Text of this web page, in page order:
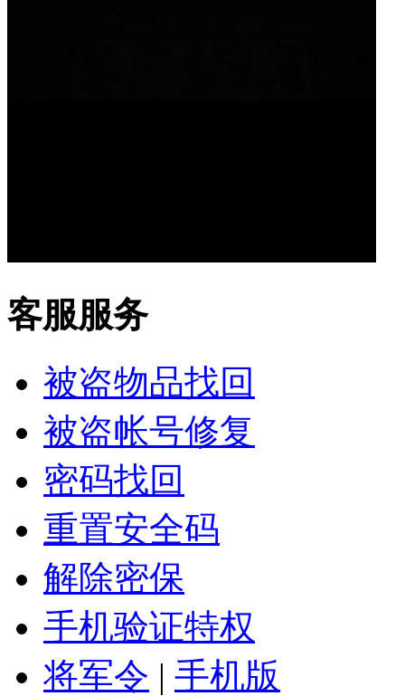
客服服务
被盗物品找回
被盗帐号修复
密码找回
重置安全码
解除密保
手机验证特权
将军令 | 手机版